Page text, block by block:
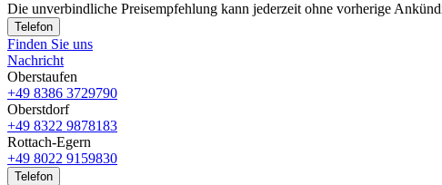
Die unverbindliche Preis­empfehlung kann jederzeit ohne vorherige
Telefon
Finden Sie uns
Nachricht
Oberstaufen
+49 8386 3729790
Oberstdorf
+49 8322 9878183
Rottach-Egern
+49 8022 9159830
Telefon